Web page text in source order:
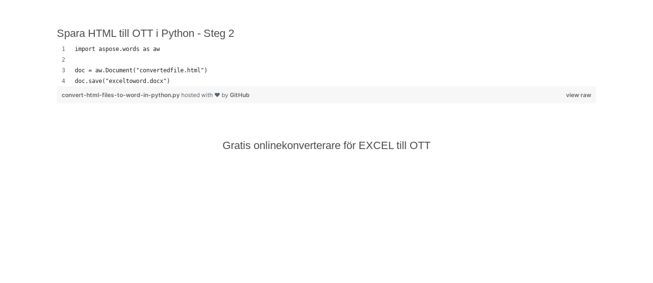
Spara HTML till OTT i Python - Steg 2
import aspose.words as aw
doc = aw.Document("convertedfile.html")
doc.save("exceltoword.docx")
view raw
convert-html-files-to-word-in-python.py hosted with ❤ by GitHub
Gratis onlinekonverterare för EXCEL till OTT